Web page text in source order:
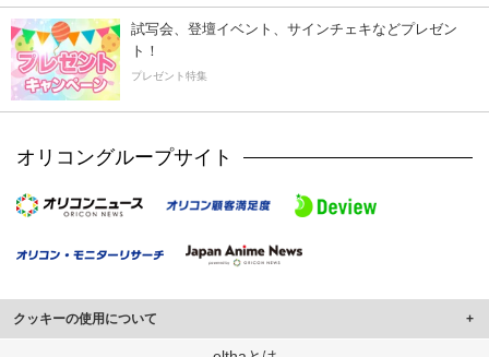
試写会、登壇イベント、サインチェキなどプレゼン
ト！
プレゼント特集
オリコングループサイト
クッキーの使用について